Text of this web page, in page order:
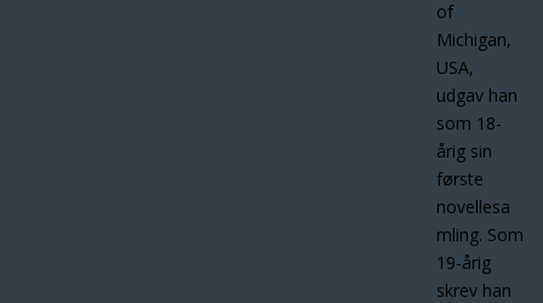
of
Michigan,
USA,
udgav han
som 18-
årig sin
første
novellesa
mling. Som
19-årig
skrev han